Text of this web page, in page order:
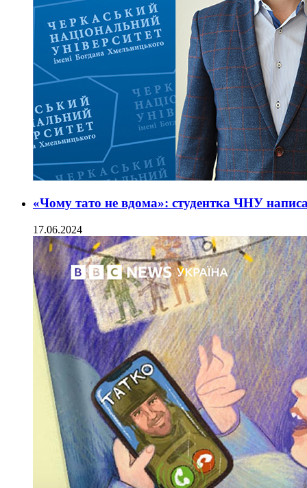
«Чому тато не вдома»: студентка ЧНУ
17.06.2024